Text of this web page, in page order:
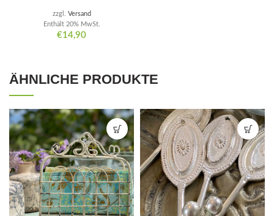
€14,90
Enthält 20% MwSt.
zzgl. Versand
ÄHNLICHE PRODUKTE